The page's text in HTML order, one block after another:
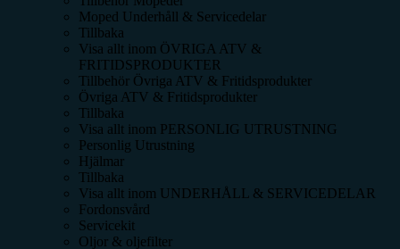
Moped Underhåll & Servicedelar
Tillbaka
Visa allt inom ÖVRIGA ATV &
FRITIDSPRODUKTER
Tillbehör Övriga ATV & Fritidsprodukter
Övriga ATV & Fritidsprodukter
Tillbaka
Visa allt inom PERSONLIG UTRUSTNING
Personlig Utrustning
Hjälmar
Tillbaka
Visa allt inom UNDERHÅLL & SERVICEDELAR
Fordonsvård
Servicekit
Oljor & oljefilter